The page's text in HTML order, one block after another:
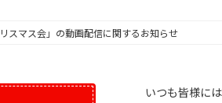
リスマス会」の動画配信に関するお知らせ
いつも皆様に